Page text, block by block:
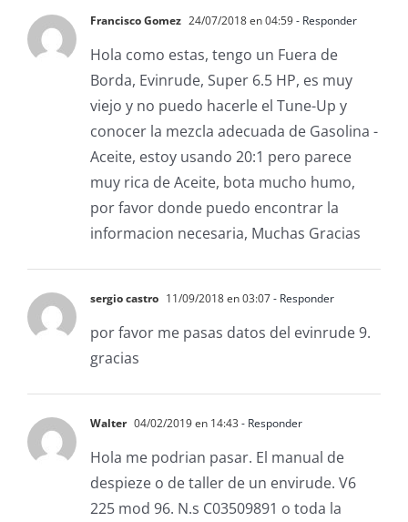
Francisco Gomez 24/07/2018 en 04:59- Responder
Hola como estas, tengo un Fuera de
Borda, Evinrude, Super 6.5 HP, es muy
viejo y no puedo hacerle el Tune-Up y
conocer la mezcla adecuada de Gasolina -
Aceite, estoy usando 20:1 pero parece
muy rica de Aceite, bota mucho humo,
por favor donde puedo encontrar la
informacion necesaria, Muchas Gracias
sergio castro 11/09/2018 en 03:07- Responder
por favor me pasas datos del evinrude 9.
gracias
Walter 04/02/2019 en 14:43- Responder
Hola me podrian pasar. El manual de
despieze o de taller de un envirude. V6
225 mod 96. N.s C03509891 o toda la